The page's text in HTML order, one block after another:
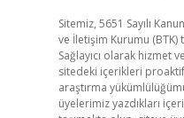
Sitemiz, 5651 Sayılı
ve İletişim Kurumu (BTK)
Sağlayıcı olarak hizmet
sitedeki içerikleri
araştırma
üyelerimiz yazdıkları